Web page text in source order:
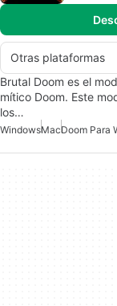
Otras plataformas
Brutal Doom es el
mítico Doom. Este
los…
WindowsMacDoom Para